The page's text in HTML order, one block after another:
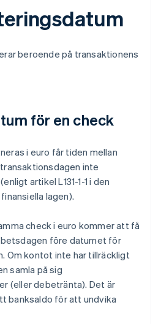
beroende på transaktionens
för en check
i euro får tiden mellan
inte
artikel L131-1-1 i den
lagen).
check i euro kommer att få
före datumet för
Om kontot inte har tillräckligt
samla på sig
(eller debetränta). Det är
banksaldo för att undvika